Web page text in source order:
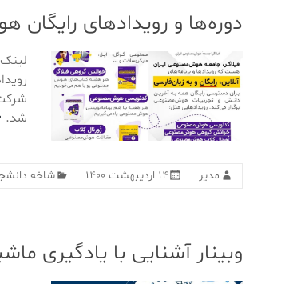
دوره‌ها و رویدادهای
شد.
مدیر ۱۴ اردیبهشت ۱۴۰۰ شاخه
وبینار آشنایی با یادگیری